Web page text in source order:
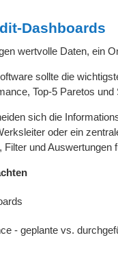
Dashboards
wertvolle Daten, ein
sollte die
Top-5 Paretos
sich die
oder ein
Filter und
- geplante vs.